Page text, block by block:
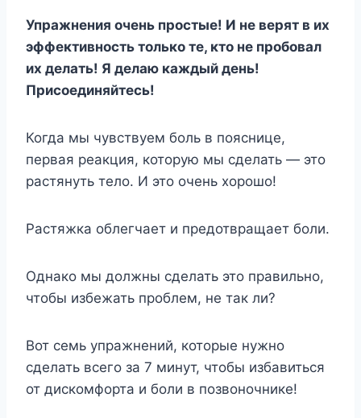
Упражнения очень простые! И не верят в их
эффективность только те, кто не пробовал
их делать! Я делаю каждый день!
Присоединяйтесь!
Когда мы чувствуем боль в пояснице,
первая реакция, которую мы сделать — это
растянуть тело. И это очень хорошо!
Растяжка облегчает и предотвращает боли.
Однако мы должны сделать это правильно,
чтобы избежать проблем, не так ли?
Вот семь упражнений, которые нужно
сделать всего за 7 минут, чтобы избавиться
от дискомфорта и боли в позвоночнике!